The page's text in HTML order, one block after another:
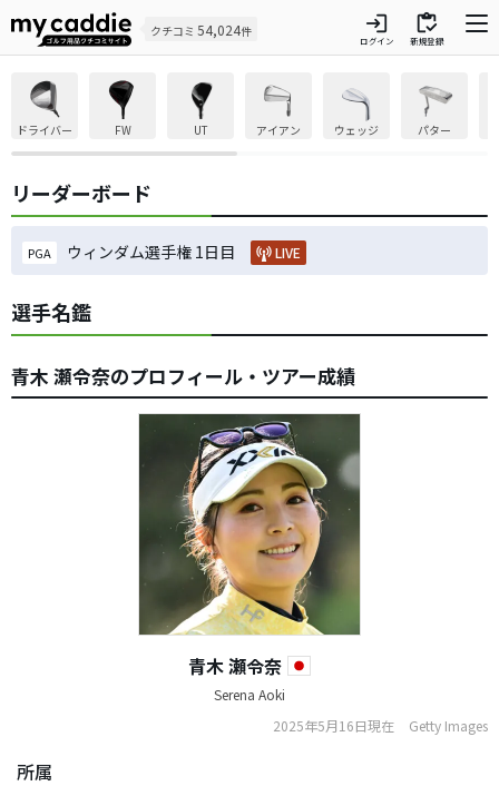
クチコミ 54,024件 login
ログイン
inventory
新規登録
ドライバー FW UT アイアン ウェッジ パター
リーダーボード
PGA ウィンダム選手権 1日目 LIVE
選手名鑑
青木 瀬令奈のプロフィール・ツアー成績
青木 瀬令奈
Serena Aoki
2025年5月16日現在
Getty Images
所属